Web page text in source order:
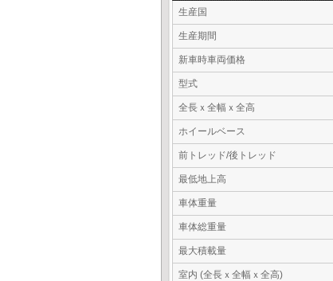
生産国
生産期間
新車時車両価格
型式
全長ｘ全幅ｘ全高
ホイールベース
前トレッド/後トレッド
最低地上高
車体重量
車体総重量
最大積載量
室内 (全長ｘ全幅ｘ全高)